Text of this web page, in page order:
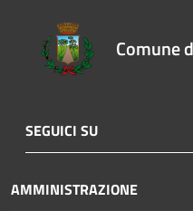
Comune
SEGUICI SU
AMMINISTRAZIONE